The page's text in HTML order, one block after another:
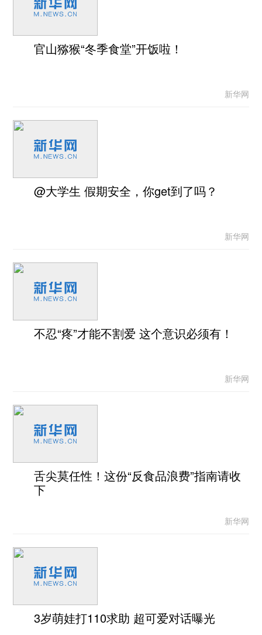
官山猕猴“冬季食堂”开饭啦！
新华网
@大学生 假期安全，你get到了吗？
新华网
不忍“疼”才能不割爱 这个意识必须有！
新华网
舌尖莫任性！这份“反食品浪费”指南请收
下
新华网
3岁萌娃打110求助 超可爱对话曝光